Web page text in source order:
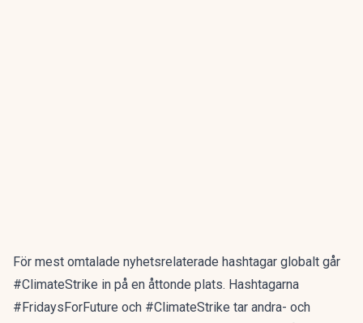
För mest omtalade nyhetsrelaterade hashtagar globalt går
#ClimateStrike in på en åttonde plats. Hashtagarna
#FridaysForFuture och #ClimateStrike tar andra- och